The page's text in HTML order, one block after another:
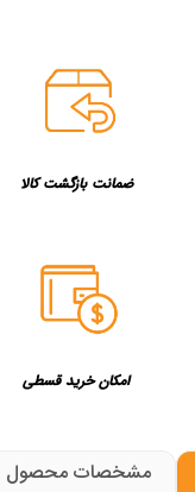
ضمانت بازگشت کالا
امکان خرید قسطی
مشخصات محصول